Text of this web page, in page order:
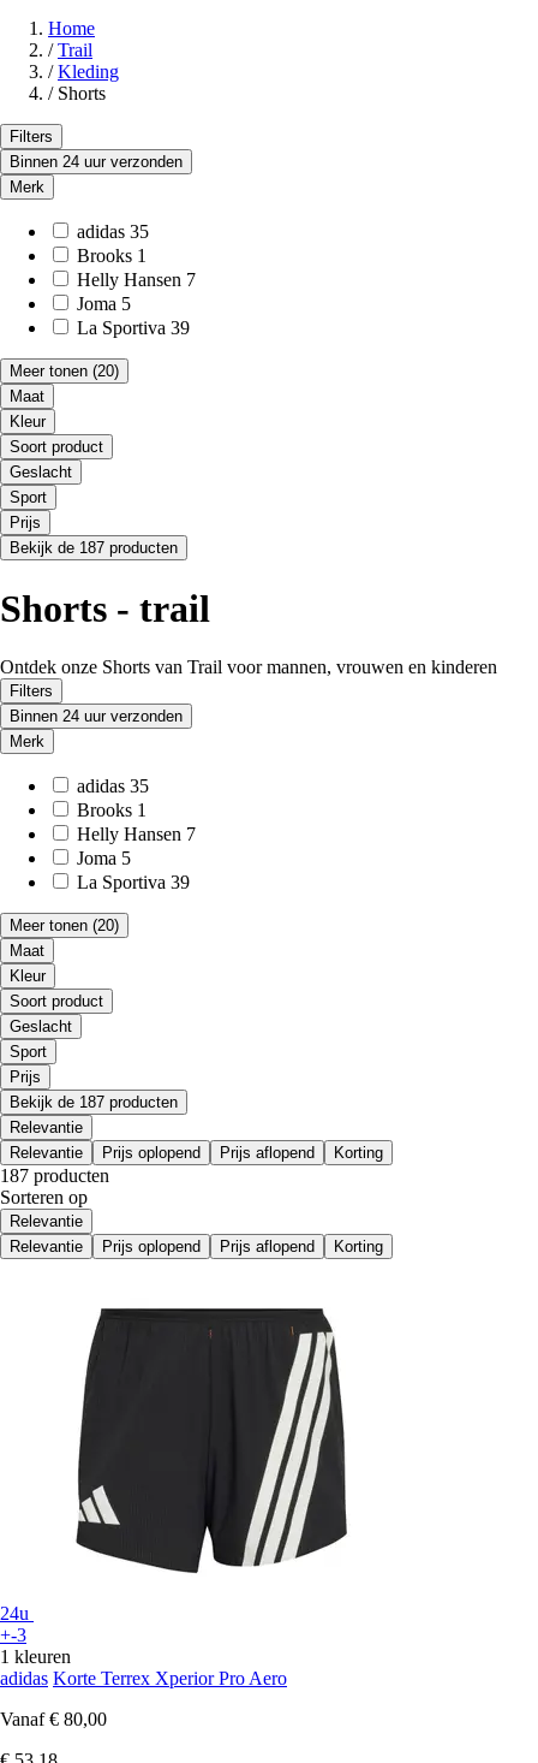
Home
/ Trail
/ Kleding
/ Shorts
Filters
Binnen 24 uur verzonden
Merk
adidas 35
Brooks 1
Helly Hansen 7
Joma 5
La Sportiva 39
Meer tonen (20)
Maat
Kleur
Soort product
Geslacht
Sport
Prijs
Bekijk de 187 producten
Shorts - trail
Ontdek onze Shorts van Trail voor mannen, vrouwen en kinderen
Filters
Binnen 24 uur verzonden
Merk
adidas 35
Brooks 1
Helly Hansen 7
Joma 5
La Sportiva 39
Meer tonen (20)
Maat
Kleur
Soort product
Geslacht
Sport
Prijs
Bekijk de 187 producten
Relevantie
Relevantie
Prijs oplopend Prijs aflopend Korting
187 producten
Sorteren op
Relevantie
Relevantie
Prijs oplopend Prijs aflopend Korting
24u
+-3
1 kleuren
adidas Korte Terrex Xperior Pro Aero
Vanaf € 80,00